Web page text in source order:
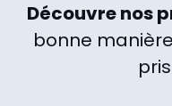
Découvre nos
bonne